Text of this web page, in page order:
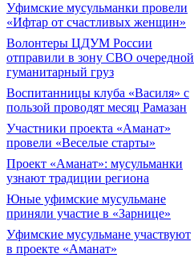
Уфимские мусульманки провели
«Ифтар от счастливых женщин»
Волонтеры ЦДУМ России
отправили в зону СВО очередной
гуманитарный груз
Воспитанницы клуба «Василя» с
пользой проводят месяц Рамазан
Участники проекта «Аманат»
провели «Веселые старты»
Проект «Аманат»: мусульманки
узнают традиции региона
Юные уфимские мусульмане
приняли участие в «Зарнице»
Уфимские мусульмане участвуют
в проекте «Аманат»